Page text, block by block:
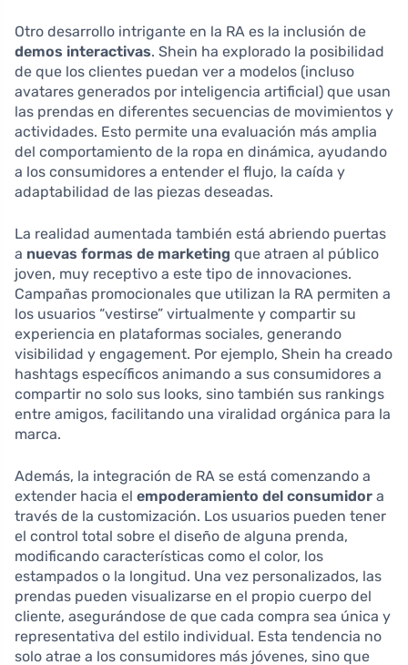
Otro desarrollo intrigante en la RA es la inclusión de
demos interactivas. Shein ha explorado la posibilidad
de que los clientes puedan ver a modelos (incluso
avatares generados por inteligencia artificial) que usan
las prendas en diferentes secuencias de movimientos y
actividades. Esto permite una evaluación más amplia
del comportamiento de la ropa en dinámica, ayudando
a los consumidores a entender el flujo, la caída y
adaptabilidad de las piezas deseadas.
La realidad aumentada también está abriendo puertas
a nuevas formas de marketing que atraen al público
joven, muy receptivo a este tipo de innovaciones.
Campañas promocionales que utilizan la RA permiten a
los usuarios “vestirse” virtualmente y compartir su
experiencia en plataformas sociales, generando
visibilidad y engagement. Por ejemplo, Shein ha creado
hashtags específicos animando a sus consumidores a
compartir no solo sus looks, sino también sus rankings
entre amigos, facilitando una viralidad orgánica para la
marca.
Además, la integración de RA se está comenzando a
extender hacia el empoderamiento del consumidor a
través de la customización. Los usuarios pueden tener
el control total sobre el diseño de alguna prenda,
modificando características como el color, los
estampados o la longitud. Una vez personalizados, las
prendas pueden visualizarse en el propio cuerpo del
cliente, asegurándose de que cada compra sea única y
representativa del estilo individual. Esta tendencia no
solo atrae a los consumidores más jóvenes, sino que